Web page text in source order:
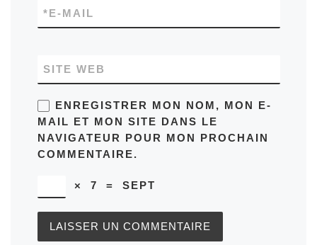
E-MAIL
*
SITE WEB
ENREGISTRER MON NOM, MON E-
MAIL ET MON SITE DANS LE
NAVIGATEUR POUR MON PROCHAIN
COMMENTAIRE.
× 7 = SEPT